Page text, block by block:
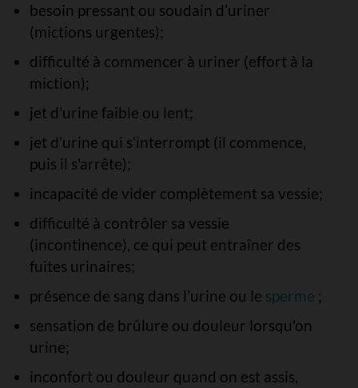
besoin pressant ou soudain d’uriner
(mictions urgentes);
difficulté à commencer à uriner (effort à la
miction);
jet d’urine faible ou lent;
jet d’urine qui s’interrompt (il commence,
puis il s'arrête);
incapacité de vider complètement sa vessie;
difficulté à contrôler sa vessie
(incontinence), ce qui peut entraîner des
fuites urinaires;
présence de sang dans l’urine ou le sperme ;
sensation de brûlure ou douleur lorsqu'on
urine;
inconfort ou douleur quand on est assis,